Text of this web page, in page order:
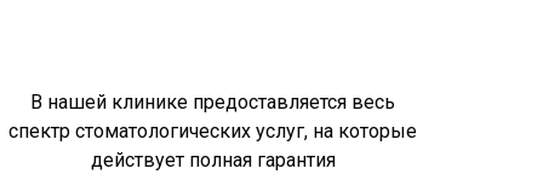
В нашей клинике предоставляется весь
спектр стоматологических услуг, на которые
действует полная гарантия